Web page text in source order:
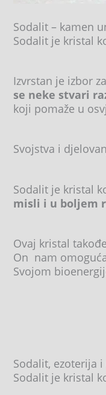
Sodalit – kamen
Sodalit je kristal
Izvrstan je izbor
se neke stvari
koji pomaže u
Svojstva i
Sodalit je kristal
misli i u boljem
Ovaj kristal
On nam
Svojom
Sodalit, ezoterija
Sodalit je kristal